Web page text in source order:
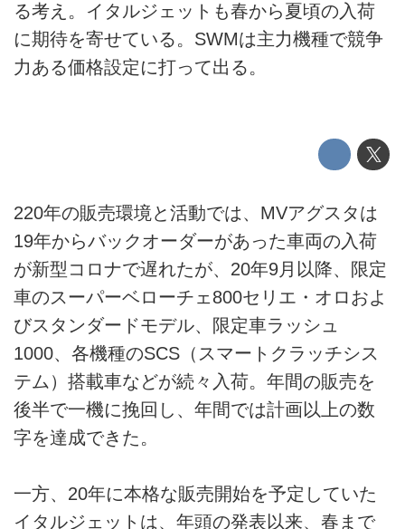
る考え。イタルジェットも春から夏頃の入荷
に期待を寄せている。SWMは主力機種で競争
力ある価格設定に打って出る。
220年の販売環境と活動では、MVアグスタは
19年からバックオーダーがあった車両の入荷
が新型コロナで遅れたが、20年9月以降、限定
車のスーパーベローチェ800セリエ・オロおよ
びスタンダードモデル、限定車ラッシュ
1000、各機種のSCS（スマートクラッチシス
テム）搭載車などが続々入荷。年間の販売を
後半で一機に挽回し、年間では計画以上の数
字を達成できた。
一方、20年に本格な販売開始を予定していた
イタルジェットは、年頭の発表以来、春まで